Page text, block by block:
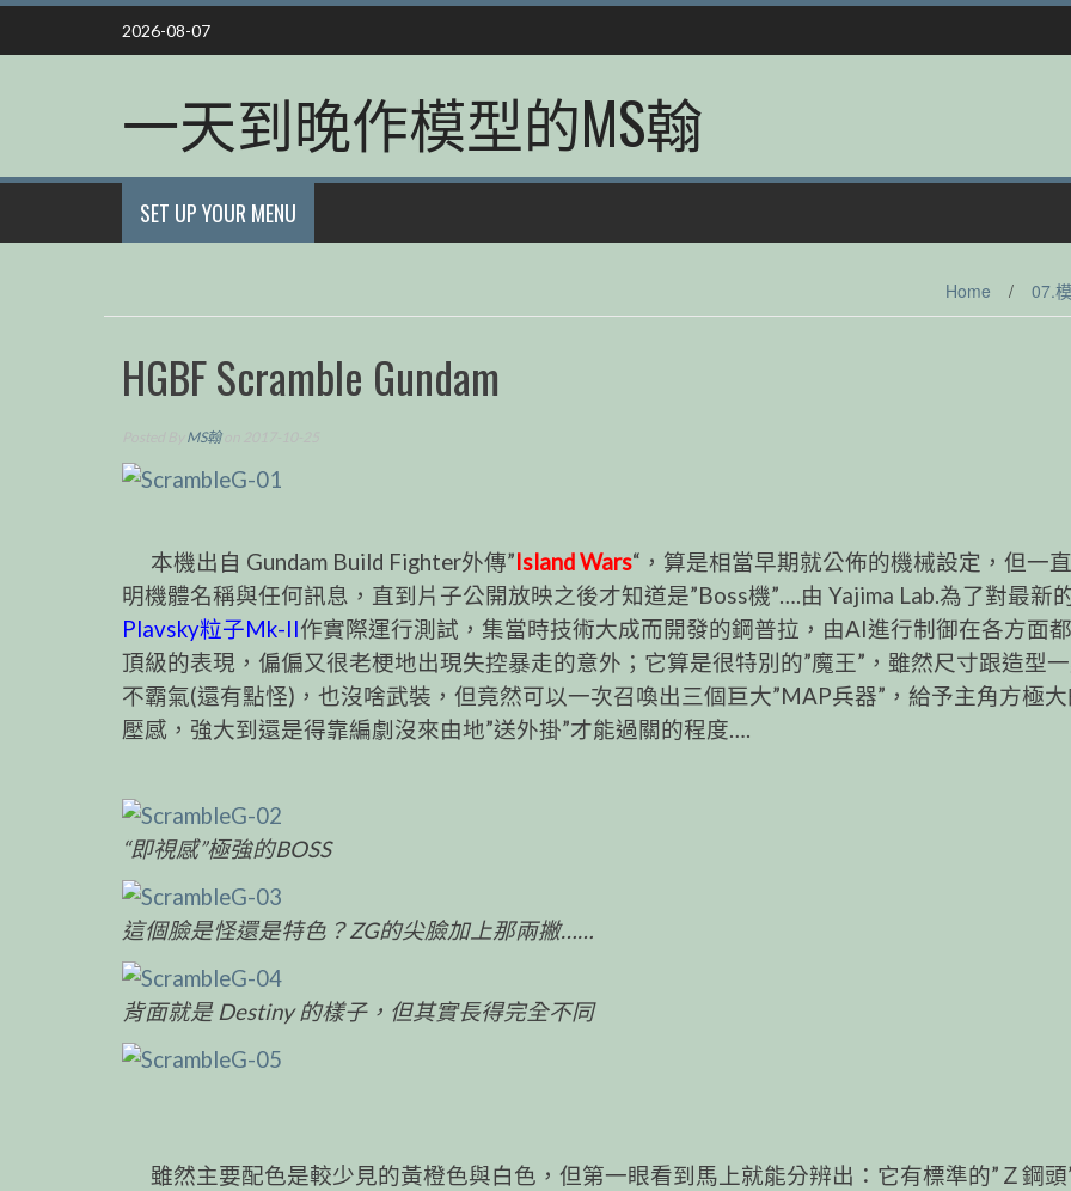
Skip
content
2026-08-07
一天到晚作模型的MS翰
SET UP YOUR MENU
Home / 07.
HGBF Scramble Gundam
MS翰on 2017-10-25
本機出自 Gundam Build Fighter外傳”Island Wars“，算是相當早期就公佈的機械設定，但一
明機體名稱與任何訊息，直到片子公開放映之後才知道是”Boss機”….由 Yajima Lab.為了對最新
Plavsky粒子Mk-II作實際運行測試，集當時技術大成而開發的鋼普拉，由AI進行制御在各方面
頂級的表現，偏偏又很老梗地出現失控暴走的意外；它算是很特別的”魔王”，雖然尺寸跟造型
不霸氣(還有點怪)，也沒啥武裝，但竟然可以一次召喚出三個巨大”MAP兵器”，給予主角方極
壓感，強大到還是得靠編劇沒來由地”送外掛”才能過關的程度….
“即視感”極強的BOSS
這個臉是怪還是特色？ZG的尖臉加上那兩撇……
背面就是 Destiny 的樣子，但其實長得完全不同
雖然主要配色是較少見的黃橙色與白色，但第一眼看到馬上就能分辨出：它有標準的”Ｚ鋼頭